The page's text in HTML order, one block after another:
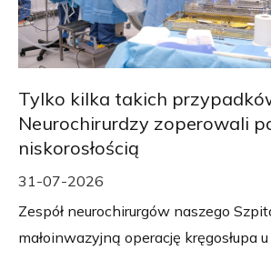
Tylko kilka takich
Neurochirurdzy zoperowali
niskorosłością
31-07-2026
Zespół neurochirurgów naszego
małoinwazyjną operację kręgosłupa u